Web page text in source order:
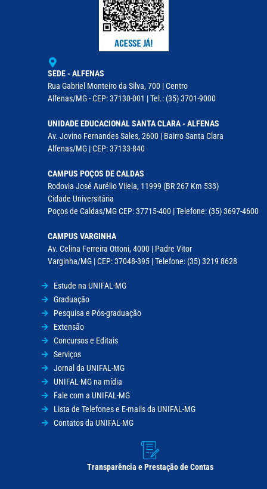
SEDE - ALFENAS
Rua Gabriel Monteiro da Silva, 700 | Centro
Alfenas/MG - CEP: 37130-001 | Tel.: (35) 3701-9000
UNIDADE EDUCACIONAL SANTA CLARA - ALFENAS
Av. Jovino Fernandes Sales, 2600 | Bairro Santa Clara
Alfenas/MG | CEP: 37133-840
CAMPUS POÇOS DE CALDAS
Rodovia José Aurélio Vilela, 11999 (BR 267 Km 533)
Cidade Universitária
Poços de Caldas/MG CEP: 37715-400 | Telefone: (35) 3697-4600
CAMPUS VARGINHA
Av. Celina Ferreira Ottoni, 4000 | Padre Vitor
Varginha/MG | CEP: 37048-395 | Telefone: (35) 3219 8628
Estude na UNIFAL-MG
Graduação
Pesquisa e Pós-graduação
Extensão
Concursos e Editais
Serviços
Jornal da UNIFAL-MG
UNIFAL-MG na mídia
Fale com a UNIFAL-MG
Lista de Telefones e E-mails da UNIFAL-MG
Contatos da UNIFAL-MG
Transparência e Prestação de Contas